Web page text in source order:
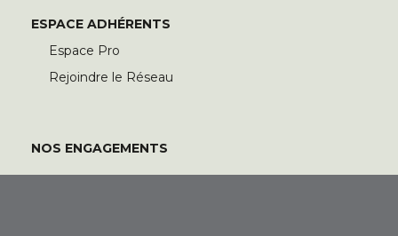
ESPACE ADHÉRENTS
Espace Pro
Rejoindre le Réseau
NOS ENGAGEMENTS